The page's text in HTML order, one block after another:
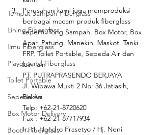
Tempat Sampah Fiberglass
Lining Fiberglass
Ilmu Fiberglass
Playground Fiberglass
Toilet Portable
Sepeda Air
Box Motor Delivery
Booth Fiberglass
Perusahan kami juga memproduksi
berbagai macam produk fiberglass
seperti: Tong Sampah, Box Motor, Box
Apar, Patung, Manekin, Maskot, Tanki
FRP, Toilet Portable, Sepeda Air dan
lain-lain
PT. PUTRAPRASENDO BERJAYA
Jl. Wibawa Mukti 2 No: 36 Jatiasih,
Bekasi
Telp: +62-21-8720620
Fax : +62-21-87717934
Ir. H. Hendro Prasetyo / Hj. Neni